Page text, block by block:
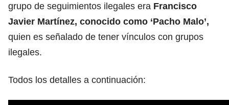
grupo de seguimientos ilegales era Francisco
Javier Martínez, conocido como ‘Pacho Malo’,
quien es señalado de tener vínculos con grupos
ilegales.
Todos los detalles a continuación: